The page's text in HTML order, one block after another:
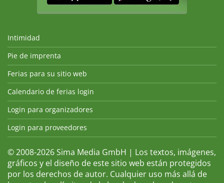
Intimidad
Pie de imprenta
Ferias para su sitio web
Calendario de ferias login
Login para organizadores
Login para proveedores
© 2008-2026 Sima Media GmbH | Los textos, imágenes,
gráficos y el diseño de este sitio web están protegidos
por los derechos de autor. Cualquier uso más allá de